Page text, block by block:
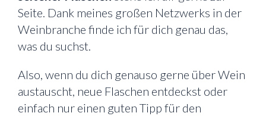
Seite. Dank meines großen Netzwerks in der
Weinbranche finde ich für dich genau das,
was du suchst.
Also, wenn du dich genauso gerne über Wein
austauscht, neue Flaschen entdeckst oder
einfach nur einen guten Tipp für den